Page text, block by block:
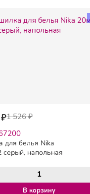
1 526 ₽
для белья Nika
серый, напольная